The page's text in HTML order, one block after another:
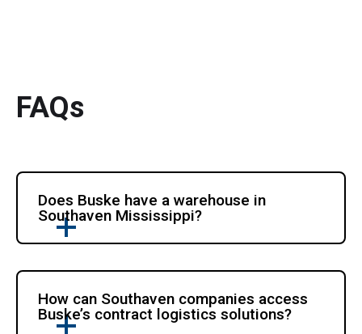
FAQs
Does Buske have a warehouse in
Southaven Mississippi?
How can Southaven companies access
Buske’s contract logistics solutions?